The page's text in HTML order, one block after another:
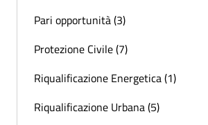
Pari opportunità (3)
Protezione Civile (7)
Riqualificazione Energetica (1)
Riqualificazione Urbana (5)